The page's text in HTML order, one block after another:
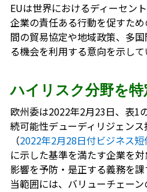
EUは世界におけるディーセン
企業の責任ある行動を促すた
間の貿易協定や地域政策、多
る機会を利用する意向を示して
ハイリスク分野を特
欧州委は2022年2月23日、表1
続可能性デューディリジェン
（2022年2月28日付ビジネス短
に示した基準を満たす企業を
影響を予防・是正する義務を
当範囲には、バリューチェーン